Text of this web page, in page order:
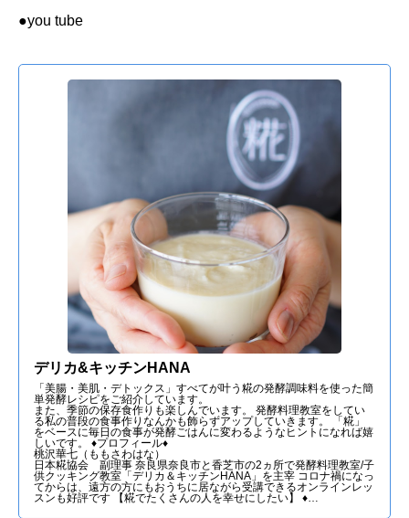
●you tube
デリカ&キッチンHANA
「美腸・美肌・デトックス」すべてが叶う糀の発酵調味料を使った簡
単発酵レシピをご紹介しています。
また、季節の保存食作りも楽しんでいます。 発酵料理教室をしてい
る私の普段の食事作りなんかも飾らずアップしていきます。 「糀」
をベースに毎日の食事が発酵ごはんに変わるようなヒントになれば嬉
しいです。 ♦プロフィール♦
桃沢華七（ももさわはな）
日本糀協会 副理事 奈良県奈良市と香芝市の2ヵ所で発酵料理教室/子
供クッキング教室「デリカ＆キッチンHANA」を主宰 コロナ禍になっ
てからは、遠方の方にもおうちに居ながら受講できるオンラインレッ
スンも好評です 【糀でたくさんの人を幸せにしたい】 ♦…